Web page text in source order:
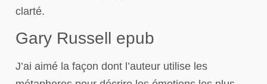
clarté.
Gary Russell epub
J’ai aimé la façon dont l’auteur utilise les